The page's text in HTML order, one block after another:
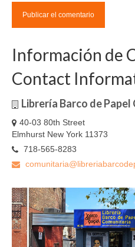
Información de
Contact
Librería Barco de Papel
40-03 80th Street
Elmhurst New York 11373
718-565-8283